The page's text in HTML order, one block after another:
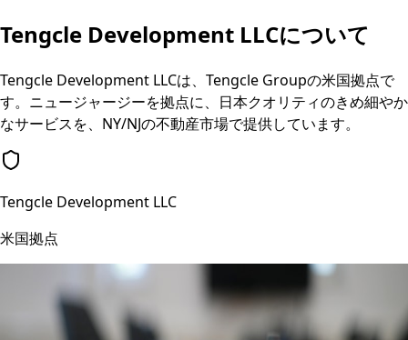
Tengcle Development LLCについて
Tengcle Development LLCは、Tengcle Groupの米国拠点で
す。ニュージャージーを拠点に、日本クオリティのきめ細やか
なサービスを、NY/NJの不動産市場で提供しています。
Tengcle Development LLC
米国拠点